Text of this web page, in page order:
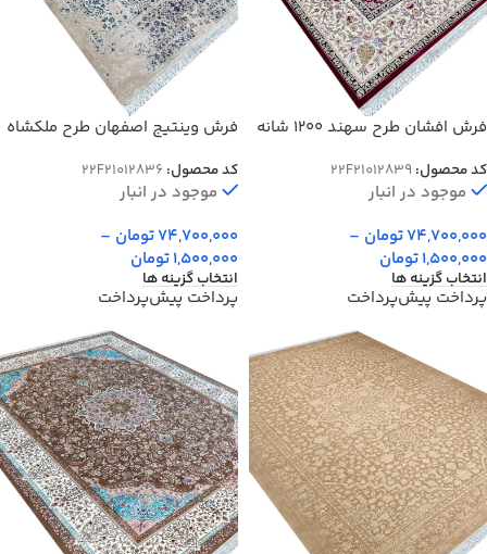
فرش افشان طرح سهند 1200 شانه
کد محصول: 22F21012839
موجود در انبار
74,700,000تومان –
1,500,000تومان
انتخاب گزینه ها
پرداخت پیش‌پرداخت
فرش وینتیج اصفهان طرح ملکشاه
کد محصول: 22F21012836
موجود در انبار
74,700,000تومان –
1,500,000تومان
انتخاب گزینه ها
پرداخت پیش‌پرداخت